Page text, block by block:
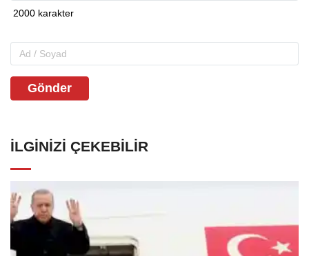
Gönder
İLGINIZI ÇEKEBILIR